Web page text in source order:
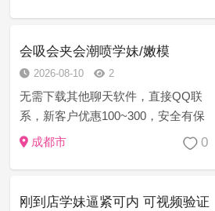
萝莉空姐等资源充足 诚...
会吸会夹会潮喷学妹/嫩模
2026-08-10 2
无需下载其他聊天软件，直接QQ联
系，新客户优惠100~300，安全有保
障，价格亲民，粉嫩多汁，服务之前
成都市 0
刚到店学妹逼紧可内 可视频验证